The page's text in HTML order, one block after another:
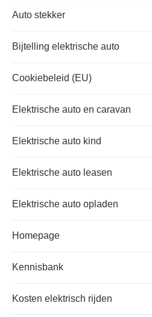
Auto stekker
Bijtelling elektrische auto
Cookiebeleid (EU)
Elektrische auto en caravan
Elektrische auto kind
Elektrische auto leasen
Elektrische auto opladen
Homepage
Kennisbank
Kosten elektrisch rijden